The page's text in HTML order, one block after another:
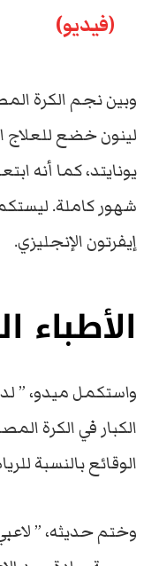
(فيديو)
وبين نجم الكرة
لينون خضع
شهور كاملة.
إيفرتون الإنجليزي.
الأطباء
واستكمل ميدو، ”
الكبار في الكرة
الوقائع بالنسبة
وختم حديثه، ”